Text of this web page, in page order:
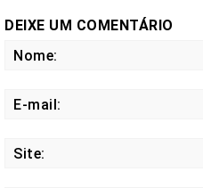
DEIXE UM COMENTÁRIO